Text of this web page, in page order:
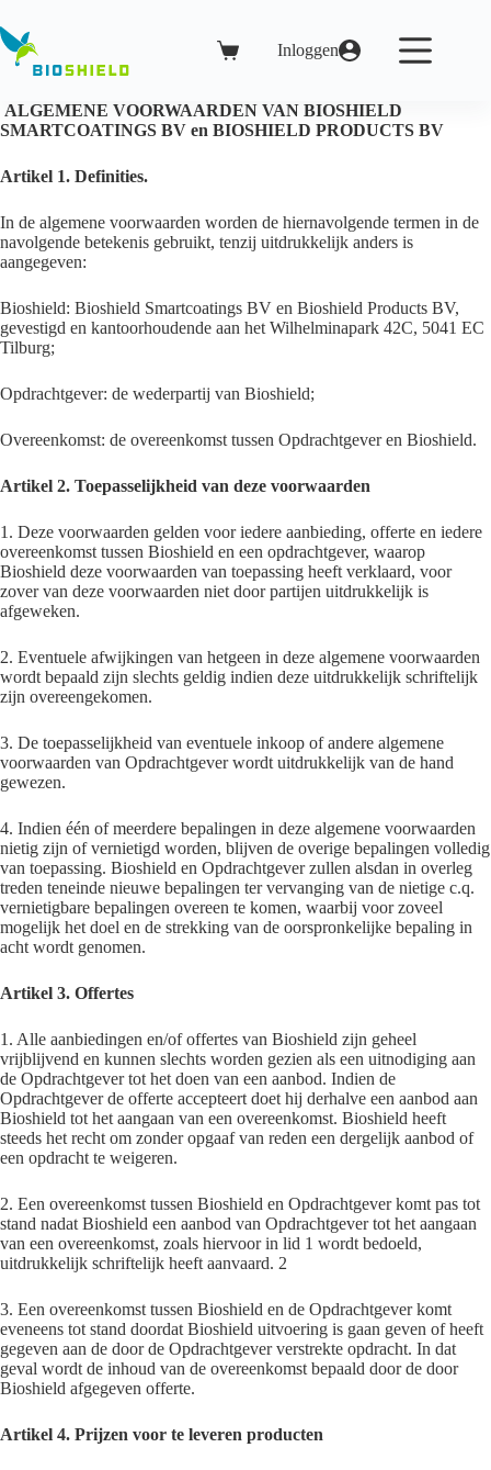
naar
de
inhoud
Winkelwagen
Inloggen
ALGEMENE VOORWAARDEN VAN BIOSHIELD
SMARTCOATINGS BV en BIOSHIELD PRODUCTS BV
Artikel 1. Definities.
In de algemene voorwaarden worden de hiernavolgende termen in de
navolgende betekenis gebruikt, tenzij uitdrukkelijk anders is
aangegeven:
Bioshield: Bioshield Smartcoatings BV en Bioshield Products BV,
gevestigd en kantoorhoudende aan het Wilhelminapark 42C, 5041 EC
Tilburg;
Opdrachtgever: de wederpartij van Bioshield;
Overeenkomst: de overeenkomst tussen Opdrachtgever en Bioshield.
Artikel 2. Toepasselijkheid van deze voorwaarden
1. Deze voorwaarden gelden voor iedere aanbieding, offerte en iedere
overeenkomst tussen Bioshield en een opdrachtgever, waarop
Bioshield deze voorwaarden van toepassing heeft verklaard, voor
zover van deze voorwaarden niet door partijen uitdrukkelijk is
afgeweken.
2. Eventuele afwijkingen van hetgeen in deze algemene voorwaarden
wordt bepaald zijn slechts geldig indien deze uitdrukkelijk schriftelijk
zijn overeengekomen.
3. De toepasselijkheid van eventuele inkoop of andere algemene
voorwaarden van Opdrachtgever wordt uitdrukkelijk van de hand
gewezen.
4. Indien één of meerdere bepalingen in deze algemene voorwaarden
nietig zijn of vernietigd worden, blijven de overige bepalingen volledig
van toepassing. Bioshield en Opdrachtgever zullen alsdan in overleg
treden teneinde nieuwe bepalingen ter vervanging van de nietige c.q.
vernietigbare bepalingen overeen te komen, waarbij voor zoveel
mogelijk het doel en de strekking van de oorspronkelijke bepaling in
acht wordt genomen.
Artikel 3. Offertes
1. Alle aanbiedingen en/of offertes van Bioshield zijn geheel
vrijblijvend en kunnen slechts worden gezien als een uitnodiging aan
de Opdrachtgever tot het doen van een aanbod. Indien de
Opdrachtgever de offerte accepteert doet hij derhalve een aanbod aan
Bioshield tot het aangaan van een overeenkomst. Bioshield heeft
steeds het recht om zonder opgaaf van reden een dergelijk aanbod of
een opdracht te weigeren.
2. Een overeenkomst tussen Bioshield en Opdrachtgever komt pas tot
stand nadat Bioshield een aanbod van Opdrachtgever tot het aangaan
van een overeenkomst, zoals hiervoor in lid 1 wordt bedoeld,
uitdrukkelijk schriftelijk heeft aanvaard. 2
3. Een overeenkomst tussen Bioshield en de Opdrachtgever komt
eveneens tot stand doordat Bioshield uitvoering is gaan geven of heeft
gegeven aan de door de Opdrachtgever verstrekte opdracht. In dat
geval wordt de inhoud van de overeenkomst bepaald door de door
Bioshield afgegeven offerte.
Artikel 4. Prijzen voor te leveren producten